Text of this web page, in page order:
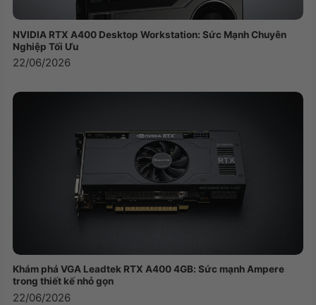
NVIDIA RTX A400 Desktop Workstation: Sức Mạnh Chuyên
Nghiệp Tối Ưu
22/06/2026
Khám phá VGA Leadtek RTX A400 4GB: Sức mạnh Ampere
trong thiết kế nhỏ gọn
22/06/2026